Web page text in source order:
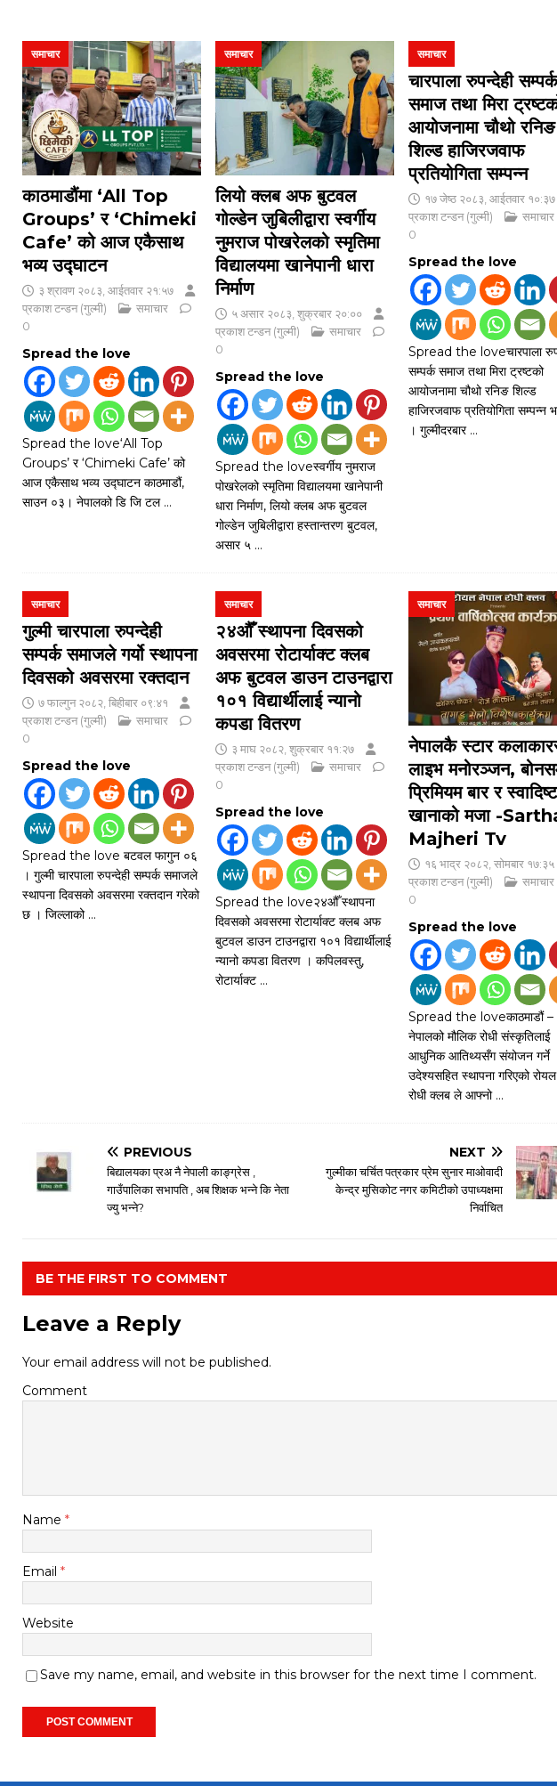
समाचार
काठमाडौंमा ‘All Top
Groups’ र ‘Chimeki
Cafe’ को आज एकैसाथ
भव्य उद्घाटन
३ श्रावण २०८३, आईतवार २१:५७
प्रकाश टन्डन (गुल्मी)
समाचार
0
Spread the love
Spread the love‘All Top
Groups’ र ‘Chimeki Cafe’ को
आज एकैसाथ भव्य उद्घाटन काठमाडौं,
साउन ०३। नेपालको डि जि टल …
समाचार
लियो क्लब अफ बुटवल
गोल्डेन जुबिलीद्वारा स्वर्गीय
नुमराज पोखरेलको स्मृतिमा
विद्यालयमा खानेपानी धारा
निर्माण
५ असार २०८३, शुक्रबार २०:००
प्रकाश टन्डन (गुल्मी)
समाचार
0
Spread the love
Spread the loveस्वर्गीय नुमराज
पोखरेलको स्मृतिमा विद्यालयमा खानेपानी
धारा निर्माण, लियो क्लब अफ बुटवल
गोल्डेन जुबिलीद्वारा हस्तान्तरण बुटवल,
असार ५ …
समाचार
चारपाला रुपन्देही
समाज तथा मिरा
आयोजनामा चौथो रनिङ
शिल्ड हाजिरजवाफ
प्रतियोगिता सम्पन्न
१७ जेष्ठ २०८३, आईतवार १०:३७
प्रकाश टन्डन (गुल्मी)
समाचार
0
Spread the love
Spread the loveचारपाला
सम्पर्क समाज तथा मिरा ट्रष्टको
आयोजनामा चौथो रनिङ शिल्ड
हाजिरजवाफ प्रतियोगिता सम्पन्न
। गुल्मीदरबार …
समाचार
गुल्मी चारपाला रुपन्देही
सम्पर्क समाजले गर्यो स्थापना
दिवसको अवसरमा रक्तदान
७ फाल्गुन २०८२, बिहीबार ०९:४१
प्रकाश टन्डन (गुल्मी)
समाचार
0
Spread the love
Spread the love बटवल फागुन ०६
। गुल्मी चारपाला रुपन्देही सम्पर्क समाजले
स्थापना दिवसको अवसरमा रक्तदान गरेको
छ । जिल्लाको …
समाचार
२४औँ स्थापना दिवसको
अवसरमा रोटार्याक्ट क्लब
अफ बुटवल डाउन टाउनद्वारा
१०१ विद्यार्थीलाई न्यानो
कपडा वितरण
३ माघ २०८२, शुक्रबार ११:२७
प्रकाश टन्डन (गुल्मी)
समाचार
0
Spread the love
Spread the love२४औँ स्थापना
दिवसको अवसरमा रोटार्याक्ट क्लब अफ
बुटवल डाउन टाउनद्वारा १०१ विद्यार्थीलाई
न्यानो कपडा वितरण । कपिलवस्तु,
रोटार्याक्ट …
समाचार
नेपालकै स्टार
लाइभ मनोरञ्जन,
प्रिमियम बार र स्वादिष्ट
खानाको मजा -
Majheri Tv
१६ भाद्र २०८२, सोमबार १७:३५
प्रकाश टन्डन (गुल्मी)
समाचार
0
Spread the love
Spread the loveकाठमाडौं –
नेपालको मौलिक रोधी संस्कृतिलाई
आधुनिक आतिथ्यसँग संयोजन गर्ने
उदेश्यसहित स्थापना गरिएको
रोधी क्लब ले आफ्नो …
PREVIOUS
बिद्यालयका प्रअ नै नेपाली काङ्ग्रेस ,
गाउँपालिका सभापति , अब शिक्षक भन्ने कि नेता
ज्यु भन्ने?
NEXT
गुल्मीका चर्चित पत्रकार प्रेम सुनार माओवादी
केन्द्र मुसिकोट नगर कमिटीको उपाध्यक्षमा
निर्वाचित
BE THE FIRST TO COMMENT
Leave a Reply
Your email address will not be published.
Comment
Name *
Email *
Website
Save my name, email, and website in this browser for the next time I comment.